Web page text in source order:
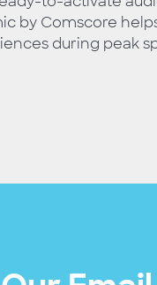
by Comscore
during peak